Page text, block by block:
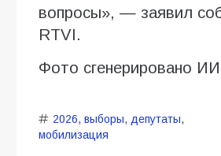
вопросы», — заявил
RTVI.
Фото сгенерировано
2026, выборы, депутаты,
мобилизация